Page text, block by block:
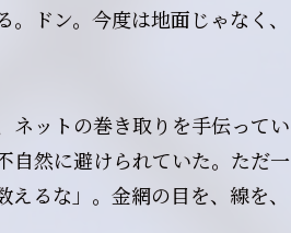
ドン。今度は地面じゃなく、
ネットの巻き取りを手伝ってい
自然に避けられていた。ただ一
るな」。金網の目を、線を、